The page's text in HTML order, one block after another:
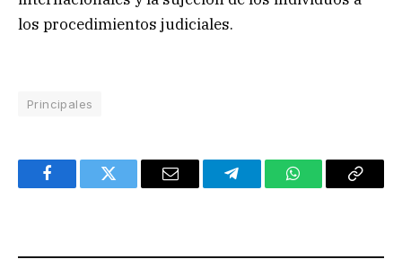
los procedimientos judiciales.
Principales
FacebookTwitter Email TelegramWhatsAppCopy